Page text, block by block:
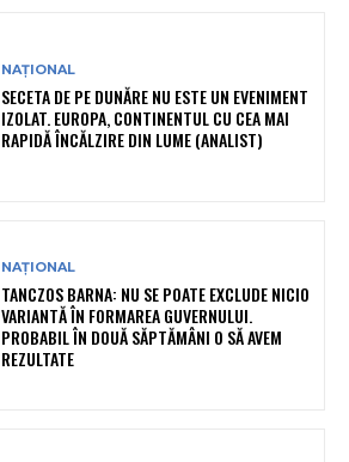
NAȚIONAL
SECETA DE PE DUNĂRE NU ESTE UN EVENIMENT
IZOLAT. EUROPA, CONTINENTUL CU CEA MAI
RAPIDĂ ÎNCĂLZIRE DIN LUME (ANALIST)
NAȚIONAL
TANCZOS BARNA: NU SE POATE EXCLUDE NICIO
VARIANTĂ ÎN FORMAREA GUVERNULUI.
PROBABIL ÎN DOUĂ SĂPTĂMÂNI O SĂ AVEM
REZULTATE